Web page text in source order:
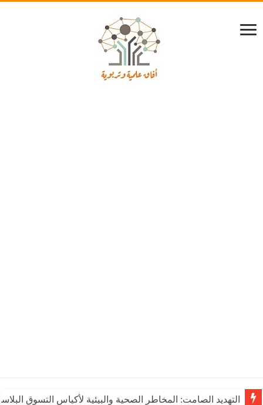
التهديد الصامت: المخاطر الصحية والبيئية لأكياس التسوق